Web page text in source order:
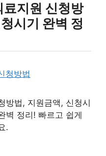
지원 신청방
시기 완벽 정
방법, 지원금액, 신청시
벽 정리! 빠르고 쉽게
.